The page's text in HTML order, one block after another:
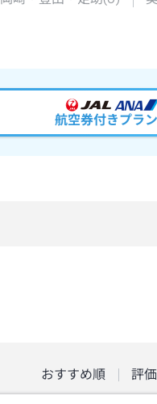
航空券付きプラン
おすすめ順 評